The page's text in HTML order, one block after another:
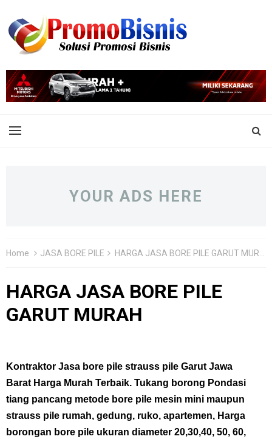
YOUR ADS HERE
Home JASA BORE PILE HARGA JASA BORE PILE GARUT MURAH
HARGA JASA BORE PILE
GARUT MURAH
Kontraktor Jasa bore pile strauss pile Garut Jawa
Barat Harga Murah Terbaik. Tukang borong Pondasi
tiang pancang metode bore pile mesin mini maupun
strauss pile rumah, gedung, ruko, apartemen, Harga
borongan bore pile ukuran diameter 20,30,40, 50, 60,